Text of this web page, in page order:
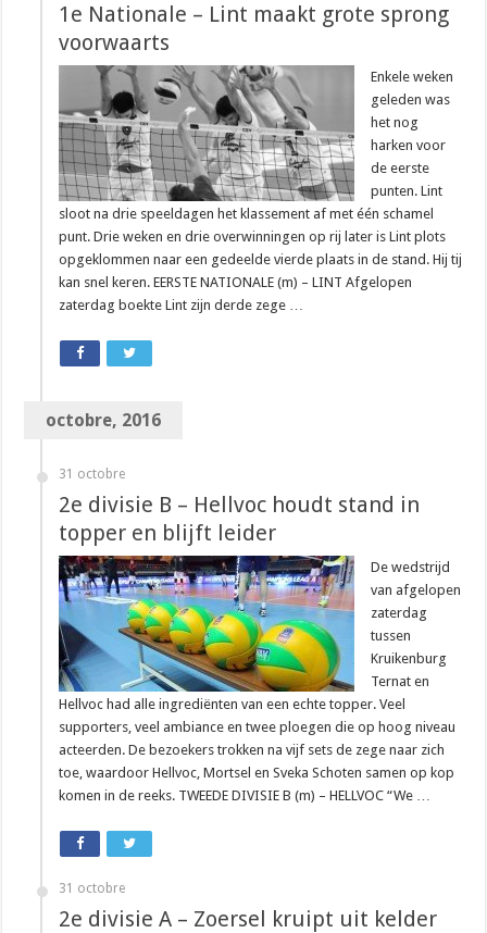
1e Nationale – Lint maakt grote sprong
voorwaarts
Enkele weken
geleden was
het nog
harken voor
de eerste
punten. Lint
sloot na drie speeldagen het klassement af met één schamel
punt. Drie weken en drie overwinningen op rij later is Lint plots
opgeklommen naar een gedeelde vierde plaats in de stand. Hij tij
kan snel keren. EERSTE NATIONALE (m) – LINT Afgelopen
zaterdag boekte Lint zijn derde zege …
octobre, 2016
31 octobre
2e divisie B – Hellvoc houdt stand in
topper en blijft leider
De wedstrijd
van afgelopen
zaterdag
tussen
Kruikenburg
Ternat en
Hellvoc had alle ingrediënten van een echte topper. Veel
supporters, veel ambiance en twee ploegen die op hoog niveau
acteerden. De bezoekers trokken na vijf sets de zege naar zich
toe, waardoor Hellvoc, Mortsel en Sveka Schoten samen op kop
komen in de reeks. TWEEDE DIVISIE B (m) – HELLVOC “We …
31 octobre
2e divisie A – Zoersel kruipt uit kelder